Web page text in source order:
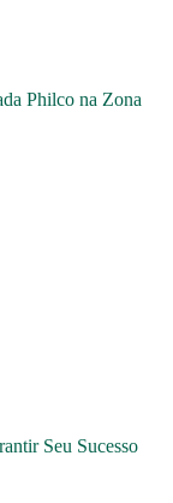
Philco na Zona
Seu Sucesso